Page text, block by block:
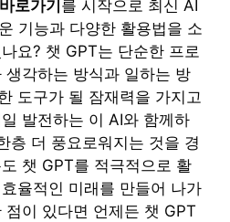
로가기 를 시작으로 최신 AI
기능과 다양한 활용법을 소
요? 챗 GPT는 단순한 프로
생각하는 방식과 일하는 방
도구가 될 잠재력을 가지고
발전하는 이 AI와 함께하
층 더 풍요로워지는 것을 경
챗 GPT를 적극적으로 활
율적인 미래를 만들어 나가
이 있다면 언제든 챗 GPT